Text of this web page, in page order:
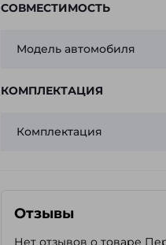
СОВМЕСТИМОСТЬ
Модель автомобиля
КОМПЛЕКТАЦИЯ
Комплектация
Отзывы
Нет отзывов о товаре